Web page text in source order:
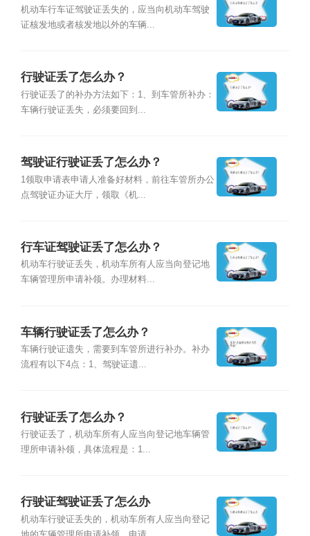
机动车行车证驾驶证丢失的，应当向机动车驾驶
证核发地或者核发地以外的车辆...
行驶证丢了怎么办？
行驶证丢了的补办方法如下：1、到车管所补办：
车辆行驶证丢失，必须要回到...
驾驶证行驶证丢了怎么办？
1领取申请表申请人准备好材料，前往车管所办公
点驾驶证办证大厅，领取《机...
行车证驾驶证丢了怎么办？
机动车行驶证丢失，机动车所有人应当向登记地
车辆管理所申请补领。办理材料...
车辆行驶证丢了怎么办？
车辆行驶证遗失，需要到车管所进行补办。补办
流程有以下4点：1、驾驶证遗...
行驶证丢了怎么办？
行驶证丢了，机动车所有人应当向登记地车辆管
理所申请补领，具体流程是：1...
行驶证驾驶证丢了怎么办
机动车行驶证丢失的，机动车所有人应当向登记